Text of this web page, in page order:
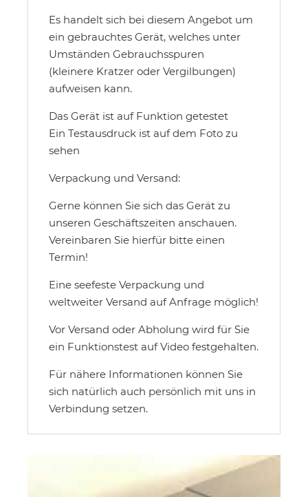
Es handelt sich bei diesem Angebot um
ein gebrauchtes Gerät, welches unter
Umständen Gebrauchsspuren
(kleinere Kratzer oder Vergilbungen)
aufweisen kann.
Das Gerät ist auf Funktion getestet
Ein Testausdruck ist auf dem Foto zu
sehen
Verpackung und Versand:
Gerne können Sie sich das Gerät zu
unseren Geschäftszeiten anschauen.
Vereinbaren Sie hierfür bitte einen
Termin!
Eine seefeste Verpackung und
weltweiter Versand auf Anfrage möglich!
Vor Versand oder Abholung wird für Sie
ein Funktionstest auf Video festgehalten.
Für nähere Informationen können Sie
sich natürlich auch persönlich mit uns in
Verbindung setzen.